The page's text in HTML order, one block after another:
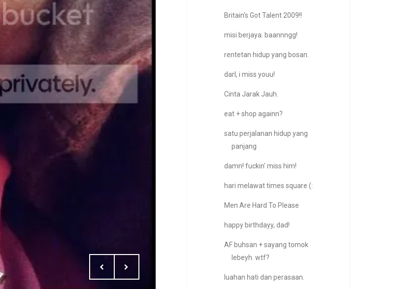
Britain's Got Talent 2009!!
misi berjaya. baannngg!
rentetan hidup yang bosan.
darl, i miss youu!
Cinta Jarak Jauh.
eat + shop againn?
satu perjalanan hidup yang
panjang
damn! fuckin' miss him!
hari melawat times square (:
Men Are Hard To Please
happy birthdayy, dad!
AF buhsan + sayang tomok
lebeyh. wtf?
luahan hati dan perasaan.